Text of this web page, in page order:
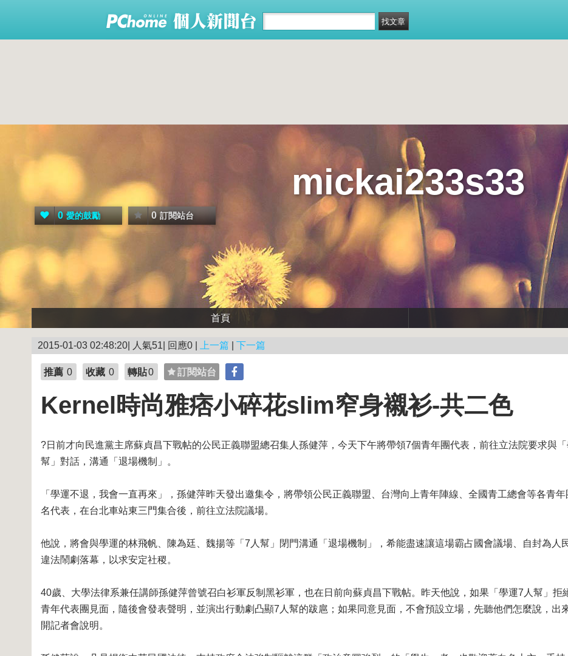
mickai233s33
0 愛的鼓勵 0 訂閱站台
首頁
2015-01-03 02:48:20| 人氣51| 回應0 | 上一篇 下一篇
推薦 0 收藏 0 轉貼0 訂閱站台
Kernel時尚雅痞小碎花slim窄身襯衫-共二色
?日前才向民進黨主席蘇貞昌下戰帖的公民正義聯盟總召集人孫健萍，今天下午將帶領7個青年團代表，前往立法院要求與「
幫」對話，溝通「退場機制」。
「學運不退，我會一直再來」，孫健萍昨天發出邀集令，將帶領公民正義聯盟、台灣向上青年陣線、全國青工總會等各青年
名代表，在台北車站東三門集合後，前往立法院議場。
他說，將會與學運的林飛帆、陳為廷、魏揚等「7人幫」閉門溝通「退場機制」，希能盡速讓這場霸占國會議場、自封為人
違法鬧劇落幕，以求安定社稷。
40歲、大學法律系兼任講師孫健萍曾號召白衫軍反制黑衫軍，也在日前向蘇貞昌下戰帖。昨天他說，如果「學運7人幫」拒
青年代表團見面，隨後會發表聲明，並演出行動劇凸顯7人幫的跋扈；如果同意見面，不會預設立場，先聽他們怎麼說，出
開記者會說明。